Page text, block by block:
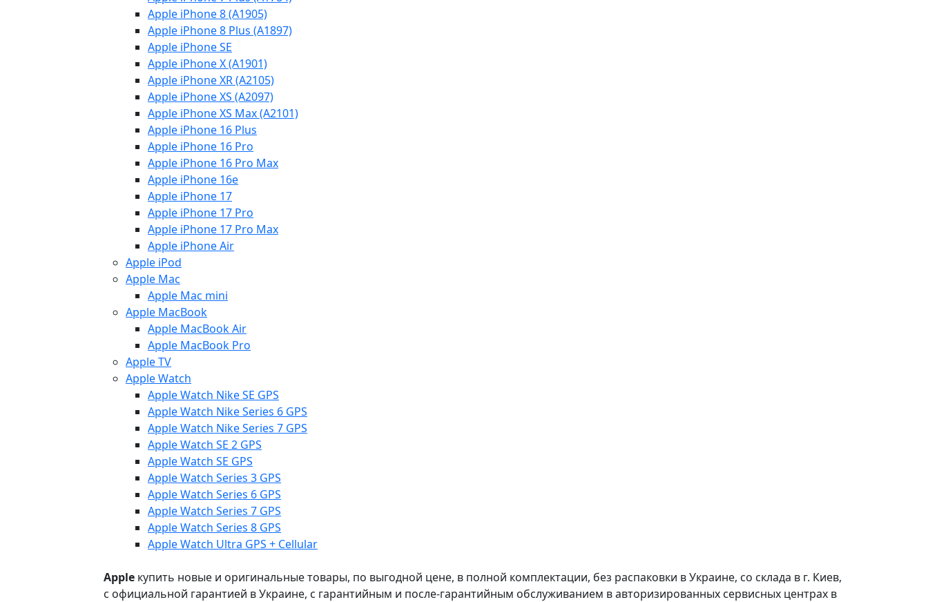
Apple iPhone 8 (A1905)
Apple iPhone 8 Plus (A1897)
Apple iPhone SE
Apple iPhone X (A1901)
Apple iPhone XR (A2105)
Apple iPhone XS (A2097)
Apple iPhone XS Max (A2101)
Apple iPhone 16 Plus
Apple iPhone 16 Pro
Apple iPhone 16 Pro Max
Apple iPhone 16e
Apple iPhone 17
Apple iPhone 17 Pro
Apple iPhone 17 Pro Max
Apple iPhone Air
Apple iPod
Apple Mac
Apple Mac mini
Apple MacBook
Apple MacBook Air
Apple MacBook Pro
Apple TV
Apple Watch
Apple Watch Nike SE GPS
Apple Watch Nike Series 6 GPS
Apple Watch Nike Series 7 GPS
Apple Watch SE 2 GPS
Apple Watch SE GPS
Apple Watch Series 3 GPS
Apple Watch Series 6 GPS
Apple Watch Series 7 GPS
Apple Watch Series 8 GPS
Apple Watch Ultra GPS + Cellular
Apple купить новые и оригинальные товары, по выгодной цене, в полной комплектации, без распаковки в Украине, со склада в г. Киев,
с официальной гарантией в Украине, с гарантийным и после-гарантийным обслуживанием в авторизированных сервисных центрах в